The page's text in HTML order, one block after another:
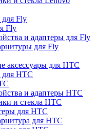
Fly
Fly
и адаптеры для Fly
для Fly
аксессуары для HTC
HTC
и адаптеры HTC
и стекла HTC
для HTC
для HTC